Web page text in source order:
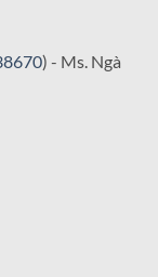
) - Ms. Ngà